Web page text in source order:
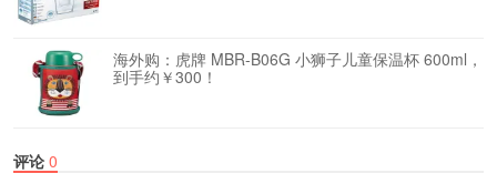
海外购：虎牌 MBR-B06G 小狮子儿童保温杯 600ml，
到手约￥300！
评论 0